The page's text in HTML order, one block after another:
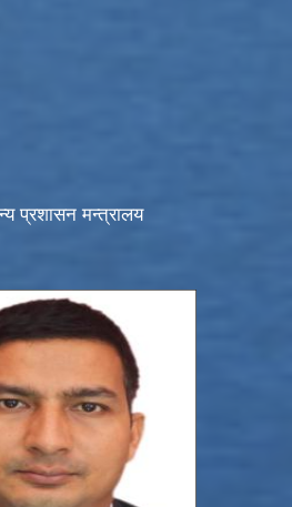
प्रशासन मन्त्रालय